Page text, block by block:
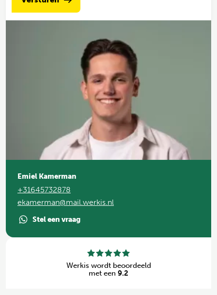
Emiel Kamerman
+31645732878
ekamerman@mail.werkis.nl
Stel een vraag
Werkis wordt beoordeeld
met een 9.2